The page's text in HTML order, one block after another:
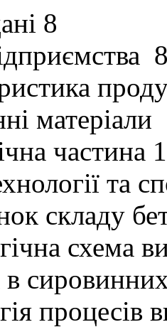
8
матеріали
частина
та
складу
схема
процесів